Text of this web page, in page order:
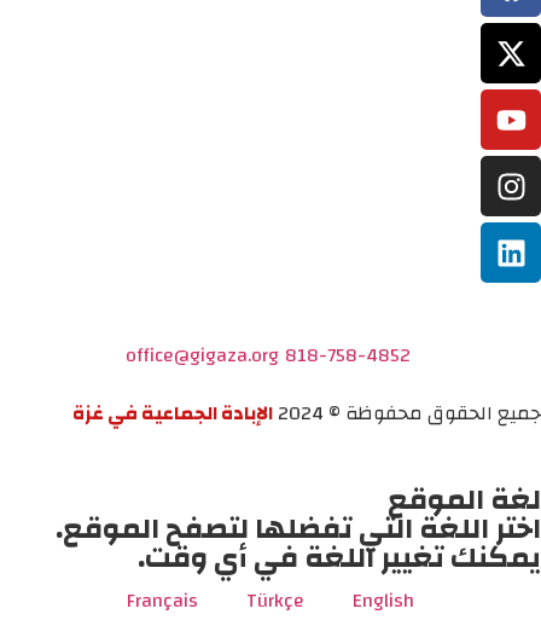
818-758-4852
office@gigaza.org
جميع الحقوق محفوظة © 2024
الإبادة الجماعية في غزة
لغة الموقع
اختر اللغة التي تفضلها لتصفح الموقع.
يمكنك تغيير اللغة في أي وقت.
English
Türkçe
Français